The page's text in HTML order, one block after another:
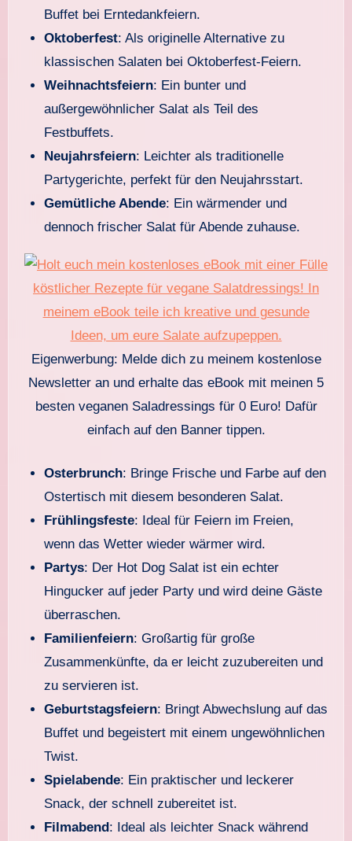
Buffet bei Erntedankfeiern.
Oktoberfest: Als originelle Alternative zu
klassischen Salaten bei Oktoberfest-Feiern.
Weihnachtsfeiern: Ein bunter und
außergewöhnlicher Salat als Teil des
Festbuffets.
Neujahrsfeiern: Leichter als traditionelle
Partygerichte, perfekt für den Neujahrsstart.
Gemütliche Abende: Ein wärmender und
dennoch frischer Salat für Abende zuhause.
Eigenwerbung: Melde dich zu meinem kostenlose
Newsletter an und erhalte das eBook mit meinen 5
besten veganen Saladressings für 0 Euro! Dafür
einfach auf den Banner tippen.
Osterbrunch: Bringe Frische und Farbe auf den
Ostertisch mit diesem besonderen Salat.
Frühlingsfeste: Ideal für Feiern im Freien,
wenn das Wetter wieder wärmer wird.
Partys: Der Hot Dog Salat ist ein echter
Hingucker auf jeder Party und wird deine Gäste
überraschen.
Familienfeiern: Großartig für große
Zusammenkünfte, da er leicht zuzubereiten und
zu servieren ist.
Geburtstagsfeiern: Bringt Abwechslung auf das
Buffet und begeistert mit einem ungewöhnlichen
Twist.
Spielabende: Ein praktischer und leckerer
Snack, der schnell zubereitet ist.
Filmabend : Ideal als leichter Snack während